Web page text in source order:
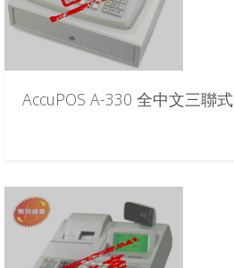
AccuPOS A-330 全中文三聯式